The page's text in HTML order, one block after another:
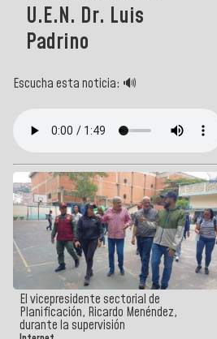
U.E.N. Dr. Luis
Padrino
Escucha esta noticia: 🔊
El vicepresidente sectorial de
Planificación, Ricardo Menéndez,
durante la supervisión